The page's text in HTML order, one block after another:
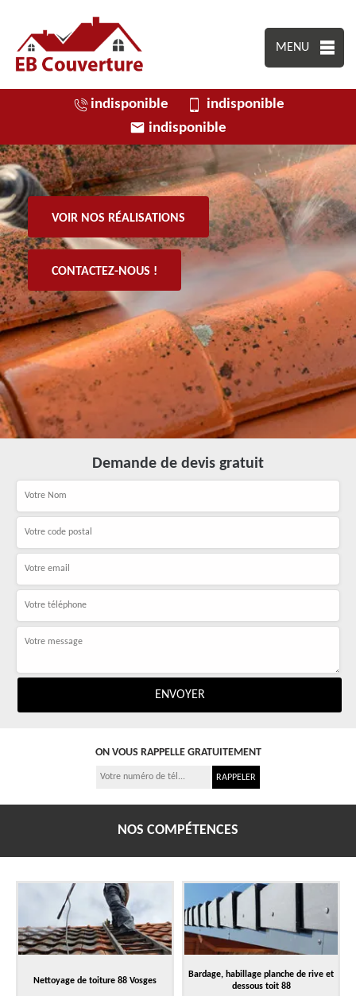
MENU
indisponible
indisponible
indisponible
VOIR NOS RÉALISATIONS
CONTACTEZ-NOUS !
Demande de devis gratuit
ON VOUS RAPPELLE GRATUITEMENT
NOS COMPÉTENCES
Nettoyage de toiture 88 Vosges
Bardage, habillage planche de rive et
dessous toit 88